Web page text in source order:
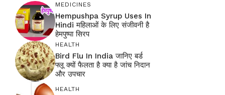
MEDICINES
Hempushpa Syrup Uses In
Hindi महिलाओं के लिए संजीवनी है
हेमपुष्पा सिरप
HEALTH
Bird Flu In India जानिए बर्ड
फ्लू क्यों फैलता है क्या है जांच निदान
और उपचार
HEALTH